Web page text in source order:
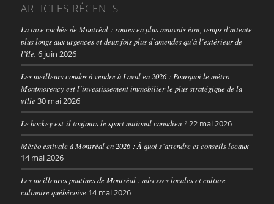
ARTICLES RÉCENTS
La taxe cachée de Montréal : routes en plus mauvais état, temps d’attente
plus longs aux urgences et deux fois plus d’amendes qu’à l’extérieur de
l’île. 6 juin 2026
Les meilleurs condos à vendre à Laval en 2026 : Pourquoi le métro
Montmorency est l’investissement immobilier le plus stratégique de la
ville 30 mai 2026
Le hockey est-il toujours le sport national canadien ? 22 mai 2026
Météo estivale à Montréal en 2026 : À quoi s’attendre et conseils locaux
14 mai 2026
Les meilleures poutines de Montréal : adresses locales et culture
culinaire québécoise 14 mai 2026